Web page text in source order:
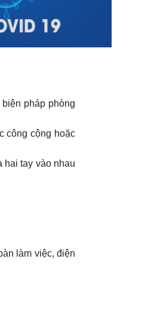
pháp phòng
công cộng hoặc
hai tay vào nhau
làm việc, điện